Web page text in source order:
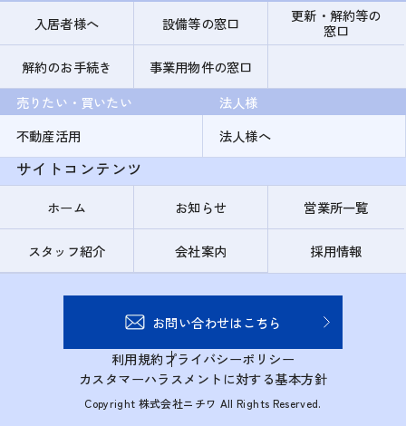
入居者様へ
設備等の窓口
更新・解約等の
窓口
解約のお手続き
事業用物件の窓口
売りたい・買いたい
不動産活用
法人様
法人様へ
サイトコンテンツ
ホーム お知らせ 営業所一覧
スタッフ紹介 会社案内 採用情報
お問い合わせはこちら
利用規約プライバシーポリシー
カスタマーハラスメントに対する基本方針
Copyright 株式会社ニチワ All Rights Reserved.